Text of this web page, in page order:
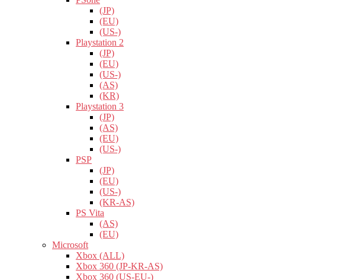
(JP)
(EU)
(US-)
Playstation 2
(JP)
(EU)
(US-)
(AS)
(KR)
Playstation 3
(JP)
(AS)
(EU)
(US-)
PSP
(JP)
(EU)
(US-)
(KR-AS)
PS Vita
(AS)
(EU)
Microsoft
Xbox (ALL)
Xbox 360 (JP-KR-AS)
Xbox 360 (US-EU-)